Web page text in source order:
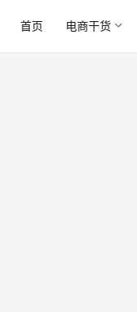
首页 电商干货